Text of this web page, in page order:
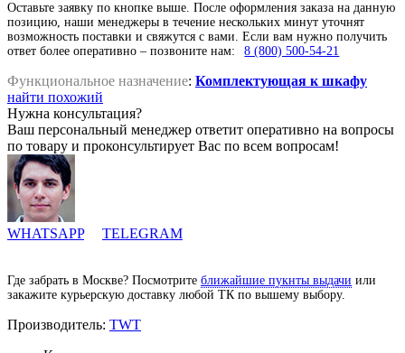
Оставьте заявку по кнопке выше. После оформления заказа на данную
позицию, наши менеджеры в течение нескольких минут уточнят
возможность поставки и свяжутся с вами. Если вам нужно получить
ответ более оперативно – позвоните нам:
8 (800) 500-54-21
Функциональное назначение: Комплектующая к шкафу
найти похожий
Нужна консультация?
Ваш персональный менеджер ответит оперативно на вопросы
по товару и проконсультирует Вас по всем вопросам!
WHATSAPP TELEGRAM
Где забрать в Москве? Посмотрите ближайшие пукнты выдачи или
закажите курьерскую доставку любой ТК по вышему выбору.
Производитель: TWT